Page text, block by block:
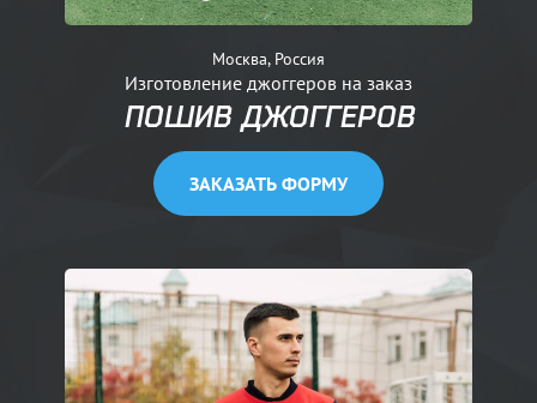
Москва, Россия
Изготовление джоггеров на заказ
ПОШИВ ДЖОГГЕРОВ
ЗАКАЗАТЬ ФОРМУ